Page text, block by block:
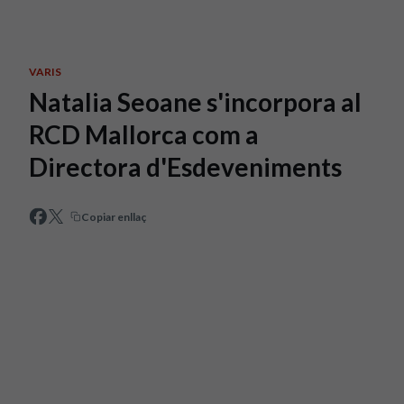
VARIS
Natalia Seoane s'incorpora al
RCD Mallorca com a
Directora d'Esdeveniments
Copiar enllaç